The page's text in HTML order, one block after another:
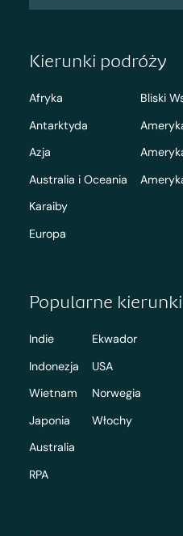
Kierunki podróży
Afryka
Antarktyda
Azja
Australia i Oceania
Karaiby
Europa
Bliski
Popularne kierunki
Indie
Indonezja
Wietnam
Japonia
Australia
RPA
Ekwador
USA
Norwegia
Włochy